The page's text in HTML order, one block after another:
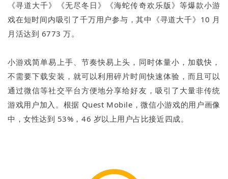
《寻道大千》《无尽冬日》《海蛇传奇欢乐版》等爆款小游
戏在短时间内吸引了千万用户参与，其中《寻道大千》10 月
月活达到 6773 万。
小游戏简单易上手、节奏快易上头，同时体量小，加载快，
不需要下载安装，就可以利用碎片时间快速体验，而且可以
通过微信等社交平台方便地分享给好友，吸引了大量非传统
游戏用户加入。根据 Quest Mobile，微信小游戏的用户画像
中，女性达到 53%，46 岁以上用户占比接近四成。